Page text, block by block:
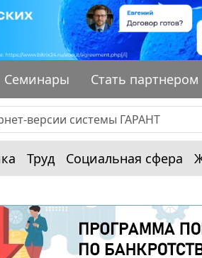
Семинары Стать партнером
Труд Социальная сфера